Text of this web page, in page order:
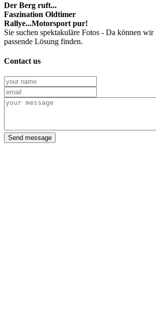
Der Berg ruft...
Faszination Oldtimer
Rallye...Motorsport pur!
Sie suchen spektakuläre Fotos - Da können
passende Lösung finden.
Contact us
Send message